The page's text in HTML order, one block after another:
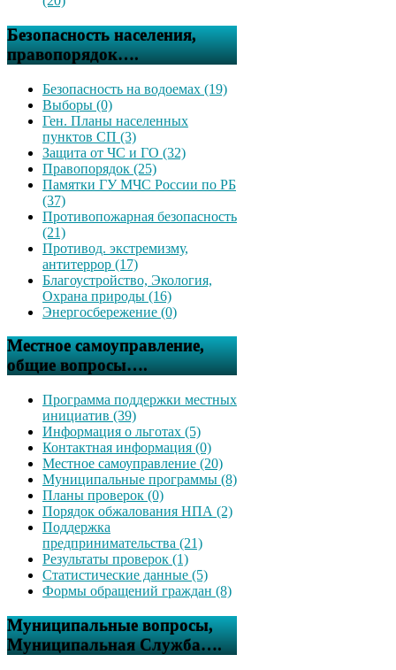
Безопасность населения,
правопорядок….
Безопасность на водоемах (19)
Выборы (0)
Ген. Планы населенных
пунктов СП (3)
Защита от ЧС и ГО (32)
Правопорядок (25)
Памятки ГУ МЧС России по РБ
(37)
Противопожарная безопасность
(21)
Противод. экстремизму,
антитеррор (17)
Благоустройство, Экология,
Охрана природы (16)
Энергосбережение (0)
Местное самоуправление,
общие вопросы….
Программа поддержки местных
инициатив (39)
Информация о льготах (5)
Контактная информация (0)
Местное самоуправление (20)
Муниципальные программы (8)
Планы проверок (0)
Порядок обжалования НПА (2)
Поддержка
предпринимательства (21)
Результаты проверок (1)
Статистические данные (5)
Формы обращений граждан (8)
Муниципальные вопросы,
Муниципальная Служба….